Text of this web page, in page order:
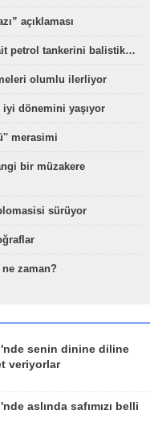
açıklaması
petrol tankerini balistik…
olumlu ilerliyor
dönemini yaşıyor
merasimi
bir müzakere
sürüyor
zaman?
senin dinine diline
veriyorlar
aslında safımızı belli